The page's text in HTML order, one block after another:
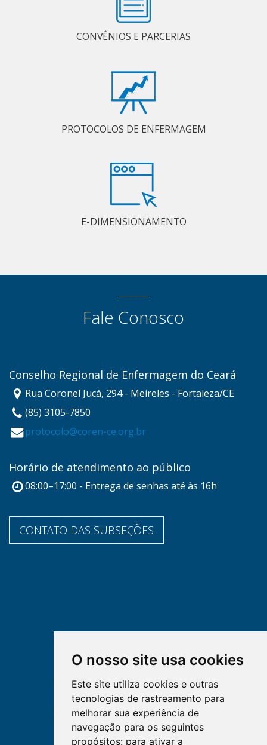
O nosso site usa cookies
Este site utiliza cookies e outras
tecnologias de rastreamento para
melhorar sua experiência de
navegação para os seguintes
propósitos: para ativar a
CONVÊNIOS E PARCERIAS
PROTOCOLOS DE ENFERMAGEM
E-DIMENSIONAMENTO
Fale Conosco
Conselho Regional de Enfermagem do Ceará
Rua Coronel Jucá, 294 - Meireles - Fortaleza/CE
(85) 3105-7850
protocolo@coren-ce.org.br
Horário de atendimento ao público
08:00–17:00 - Entrega de senhas até às 16h
CONTATO DAS SUBSEÇÕES